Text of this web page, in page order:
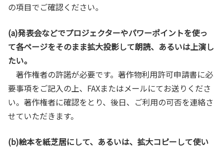
の項目でご確認ください。
(a)発表会などでプロジェクターやパワーポイントを使っ
て各ページをそのまま拡大投影して朗読、あるいは上演し
たい。
著作権者の許諾が必要です。著作物利用許可申請書に必
要事項をご記入の上、FAXまたはメールにてお送りくださ
い。著作権者に確認をとり、後日、ご利用の可否を連絡さ
せていただきます。
(b)絵本を紙芝居にして、あるいは、拡大コピーして使い